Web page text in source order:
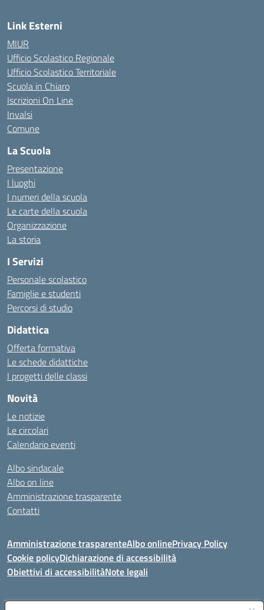
Link Esterni
MIUR
Ufficio Scolastico Regionale
Ufficio Scolastico Territoriale
Scuola in Chiaro
Iscrizioni On Line
Invalsi
Comune
La Scuola
Presentazione
I luoghi
I numeri della scuola
Le carte della scuola
Organizzazione
La storia
I Servizi
Personale scolastico
Famiglie e studenti
Percorsi di studio
Didattica
Offerta formativa
Le schede didattiche
I progetti delle classi
Novità
Le notizie
Le circolari
Calendario eventi
Albo sindacale
Albo on line
Amministrazione trasparente
Contatti
Amministrazione trasparenteAlbo onlinePrivacy Policy
Cookie policyDichiarazione di accessibilità
Obiettivi di accessibilitàNote legali